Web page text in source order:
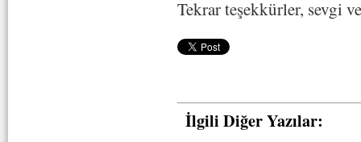
Tekrar teşekkürler, sevgi
İlgili Diğer Yazılar: